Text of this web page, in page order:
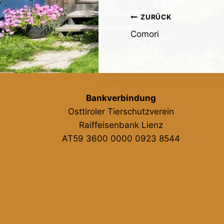
ZURÜCK
Comori
Bankverbindung
Osttiroler Tierschutzverein
Raiffeisenbank Lienz
AT59 3600 0000 0923 8544